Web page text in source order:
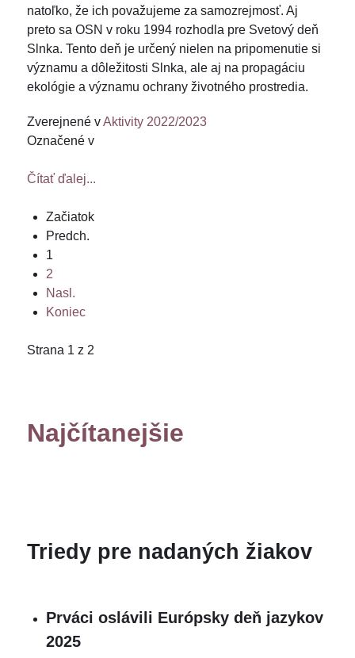
natoľko, že ich považujeme za samozrejmosť. Aj
preto sa OSN v roku 1994 rozhodla pre Svetový deň
Slnka. Tento deň je určený nielen na pripomenutie si
významu a dôležitosti Slnka, ale aj na propagáciu
ekológie a významu ochrany životného prostredia.
Zverejnené vAktivity 2022/2023
Označené v
Čítať ďalej...
Začiatok
Predch.
1
2
Nasl.
Koniec
Strana 1 z 2
Najčítanejšie
Triedy pre nadaných žiakov
Prváci oslávili Európsky deň jazykov
2025